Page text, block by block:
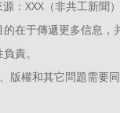
：XXX（非共工新聞
在于傳遞更多信息，
責。
版權和其它問題需要